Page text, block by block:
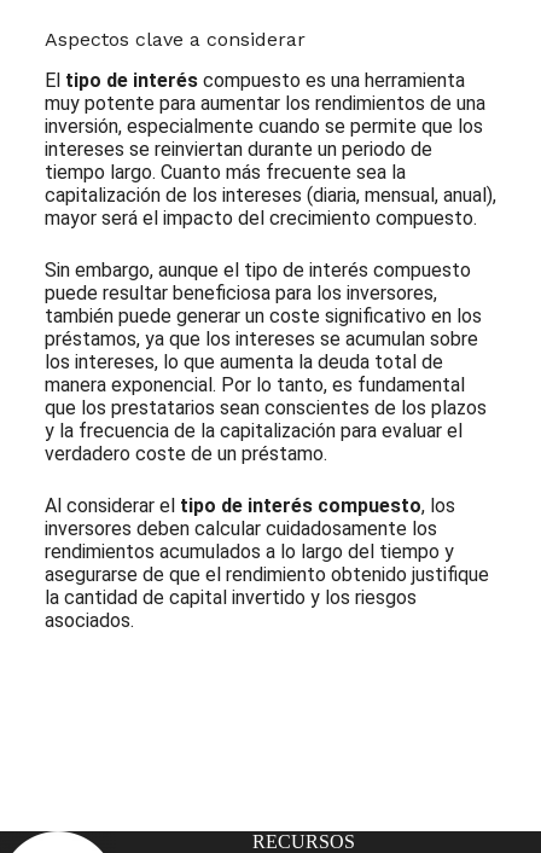
Aspectos clave a considerar
El tipo de interéscompuesto es una herramienta
muy potente para aumentar los rendimientos de una
inversión, especialmente cuando se permite que los
intereses se reinviertan durante un periodo de
tiempo largo. Cuanto más frecuente sea la
capitalización de los intereses (diaria, mensual, anual),
mayor será el impacto del crecimiento compuesto.
Sin embargo, aunque el tipo de interés compuesto
puede resultar beneficiosa para los inversores,
también puede generar un coste significativo en los
préstamos, ya que los intereses se acumulan sobre
los intereses, lo que aumenta la deuda total de
manera exponencial. Por lo tanto, es fundamental
que los prestatarios sean conscientes de los plazos
y la frecuencia de la capitalización para evaluar el
verdadero coste de un préstamo.
Al considerar el tipo de interés compuesto, los
inversores deben calcular cuidadosamente los
rendimientos acumulados a lo largo del tiempo y
asegurarse de que el rendimiento obtenido justifique
la cantidad de capital invertido y los riesgos
asociados.
RECURSOS